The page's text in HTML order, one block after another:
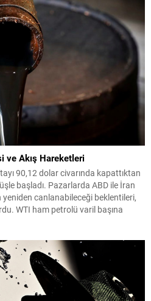
ve Akış Hareketleri
90,12 dolar civarında kapattıktan
başladı. Pazarlarda ABD ile İran
canlanabileceği beklentileri,
WTI ham petrolü varil başına
kullandığı Brent tipi ham